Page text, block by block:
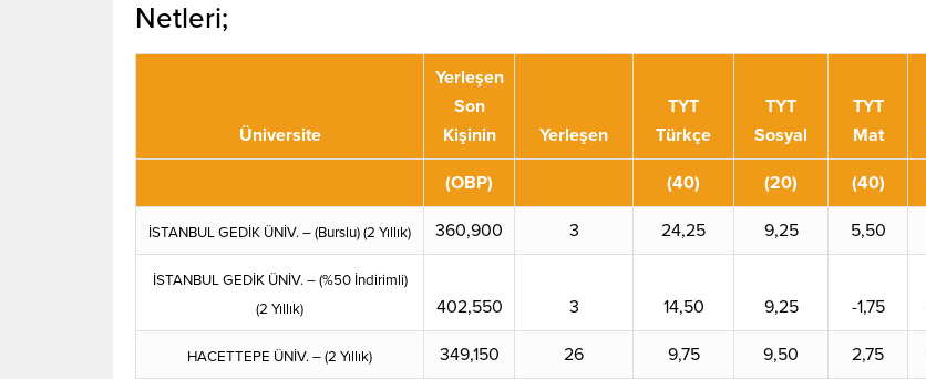
Netleri;
Üniversite
Yerleşen
Son
Kişinin
Yerleşen
TYT
Türkçe
TYT
Sosyal
TYT
Mat
(OBP) (40) (20) (40)
İSTANBUL GEDİK ÜNİV. – (Burslu) (2 Yıllık) 360,900 3 24,25 9,25 5,50
İSTANBUL GEDİK ÜNİV. – (%50 İndirimli)
(2 Yıllık)
402,550 3 14,50 9,25 -1,75
HACETTEPE ÜNİV. – (2 Yıllık) 349,150 26 9,75 9,50 2,75